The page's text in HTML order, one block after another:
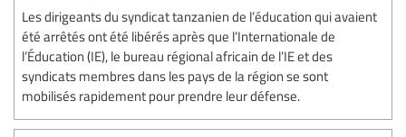
Les dirigeants du syndicat tanzanien de l’éducation qui avaient
été arrêtés ont été libérés après que l’Internationale de
l’Éducation (IE), le bureau régional africain de l’IE et des
syndicats membres dans les pays de la région se sont
mobilisés rapidement pour prendre leur défense.